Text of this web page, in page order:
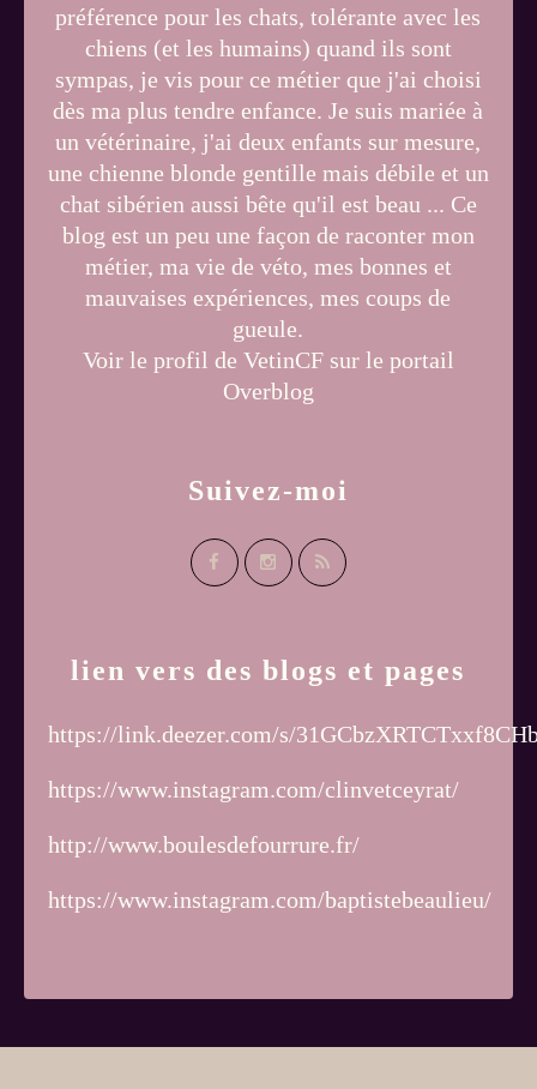
Suivez-moi
préférence pour les chats, tolérante avec les
chiens (et les humains) quand ils sont
sympas, je vis pour ce métier que j'ai choisi
dès ma plus tendre enfance. Je suis mariée à
un vétérinaire, j'ai deux enfants sur mesure,
une chienne blonde gentille mais débile et un
chat sibérien aussi bête qu'il est beau ... Ce
blog est un peu une façon de raconter mon
métier, ma vie de véto, mes bonnes et
mauvaises expériences, mes coups de
gueule.
Voir le profil de VetinCF sur le portail
Overblog
lien vers des blogs et pages
https://link.deezer.com/s/
https://www.instagram.com/clinvetceyrat/
http://www.boulesdefourrure.fr/
https://www.instagram.com/baptistebeaulieu/